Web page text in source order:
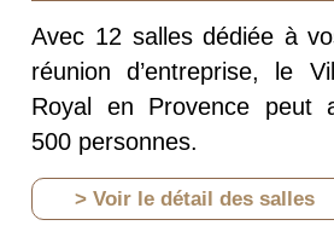
Avec 12 salles dédiée à
réunion d’entreprise, le
Royal en Provence peut
500 personnes.
> Voir le détail des salles